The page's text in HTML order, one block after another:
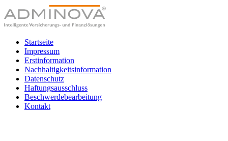
Startseite
Impressum
Erstinformation
Nachhaltigkeitsinformation
Datenschutz
Haftungsausschluss
Beschwerdebearbeitung
Kontakt